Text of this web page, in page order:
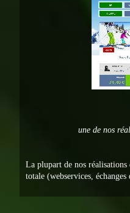
une de nos
La plupart de nos
totale (webservices,